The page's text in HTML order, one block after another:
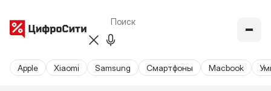
Apple Xiaomi Samsung Cмартфоны Macbook